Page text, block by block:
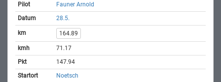
Fauner Arnold
28.5.
164.89
71.17
147.94
Noetsch